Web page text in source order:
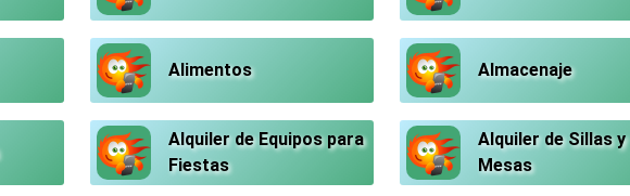
Alimentos Almacenaje
Alquiler de Equipos para
Fiestas
Alquiler de Sillas y
Mesas